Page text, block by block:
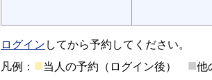
ログイン してから予約してください。
凡例： ■当人の予約（ログイン後） ■他